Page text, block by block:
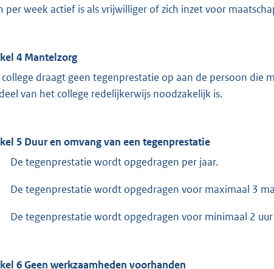
per week actief is als vrijwilliger of zich inzet voor
4 Mantelzorg
draagt geen tegenprestatie op aan de persoon die
van het college redelijkerwijs noodzakelijk is.
5 Duur en omvang van een tegenprestatie
De tegenprestatie wordt opgedragen per jaar.
De tegenprestatie wordt opgedragen voor maximaal 3
De tegenprestatie wordt opgedragen voor minimaal 2
6 Geen werkzaamheden voorhanden